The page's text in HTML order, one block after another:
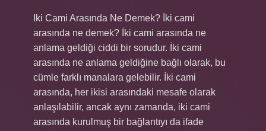
Iki Cami Arasında Ne Demek? İki cami
arasında ne demek? İki cami arasında ne
anlama geldiği ciddi bir sorudur. İki cami
arasında ne anlama geldiğine bağlı olarak, bu
cümle farklı manalara gelebilir. İki cami
arasında, her ikisi arasındaki mesafe olarak
anlaşılabilir, ancak aynı zamanda, iki cami
arasında kurulmuş bir bağlantıyı da ifade